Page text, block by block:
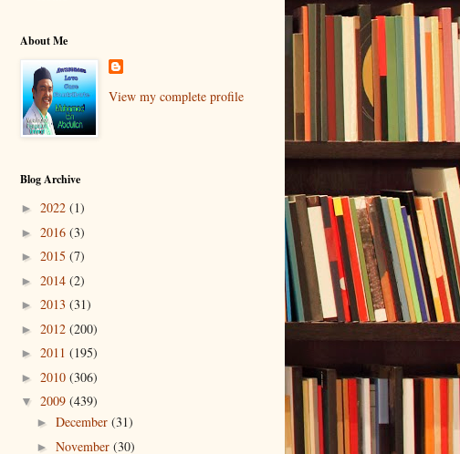
About Me
View my complete profile
Blog Archive
► 2022 (1)
► 2016 (3)
► 2015 (7)
► 2014 (2)
► 2013 (31)
► 2012 (200)
► 2011 (195)
► 2010 (306)
▼ 2009 (439)
► December (31)
► November (30)